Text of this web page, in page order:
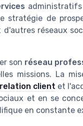
stratégie de
d'autres réseaux
son réseau
missions. La
relation client et
et en se
en constante